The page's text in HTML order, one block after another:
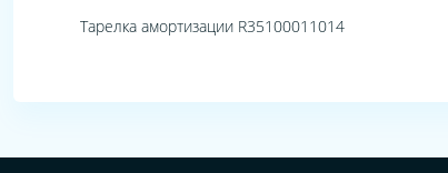
Тарелка амортизации R35100011014